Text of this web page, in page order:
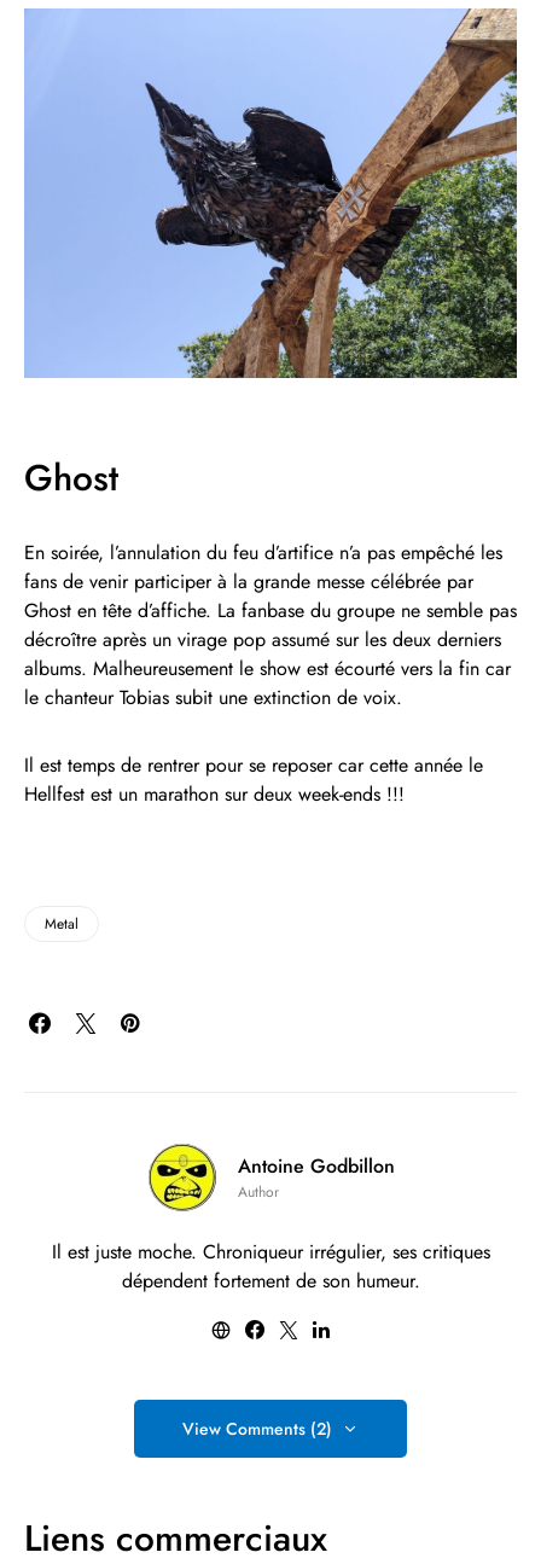
Ghost
En soirée, l’annulation du feu d’artifice n’a pas empêché les
fans de venir participer à la grande messe célébrée par
Ghost en tête d’affiche. La fanbase du groupe ne semble pas
décroître après un virage pop assumé sur les deux derniers
albums. Malheureusement le show est écourté vers la fin car
le chanteur Tobias subit une extinction de voix.
Il est temps de rentrer pour se reposer car cette année le
Hellfest est un marathon sur deux week-ends !!!
Metal
Antoine Godbillon
Author
Il est juste moche. Chroniqueur irrégulier, ses critiques
dépendent fortement de son humeur.
View Comments (2)
Liens commerciaux